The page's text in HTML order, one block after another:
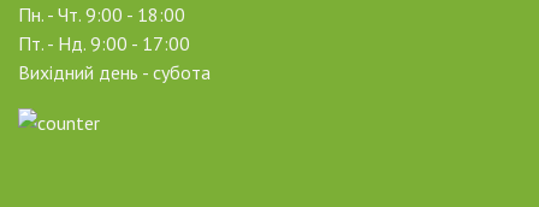
Пн. - Чт. 9:00 - 18:00
Пт. - Нд. 9:00 - 17:00
Вихідний день - субота